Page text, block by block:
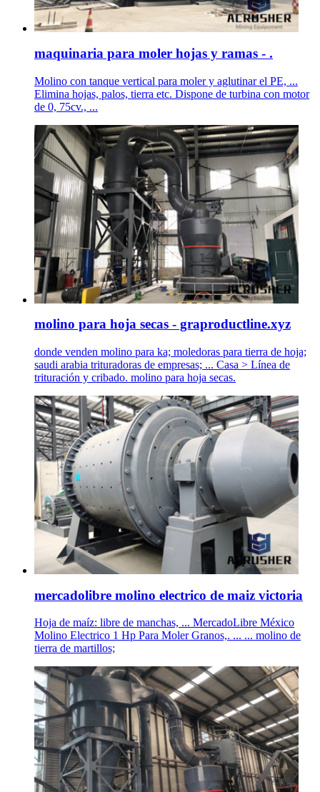
maquinaria para moler hojas y ramas - .
Molino con tanque vertical para moler y aglutinar el PE, ...
Elimina hojas, palos, tierra etc. Dispone de turbina con motor
de 0, 75cv., ...
molino para hoja secas - graproductline.xyz
donde venden molino para ka; moledoras para tierra de hoja;
saudi arabia trituradoras de empresas; ... Casa > Línea de
trituración y cribado. molino para hoja secas.
mercadolibre molino electrico de maiz victoria
Hoja de maíz: libre de manchas, ... MercadoLibre México
Molino Electrico 1 Hp Para Moler Granos,. ... ... molino de
tierra de martillos;